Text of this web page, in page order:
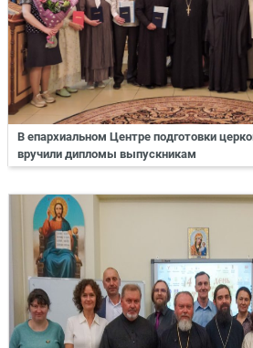
В епархиальном Центре подготовки
вручили дипломы выпускникам